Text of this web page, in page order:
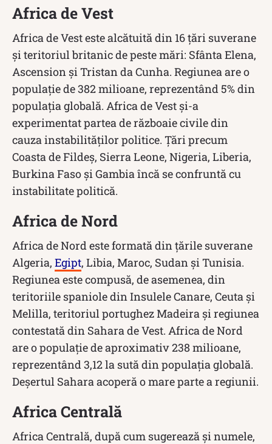
Africa de Vest
Africa de Vest este alcătuită din 16 țări suverane
și teritoriul britanic de peste mări: Sfânta Elena,
Ascension și Tristan da Cunha. Regiunea are o
populație de 382 milioane, reprezentând 5% din
populația globală. Africa de Vest și-a
experimentat partea de războaie civile din
cauza instabilităților politice. Țări precum
Coasta de Fildeș, Sierra Leone, Nigeria, Liberia,
Burkina Faso și Gambia încă se confruntă cu
instabilitate politică.
Africa de Nord
Africa de Nord este formată din țările suverane
Algeria, Egipt, Libia, Maroc, Sudan și Tunisia.
Regiunea este compusă, de asemenea, din
teritoriile spaniole din Insulele Canare, Ceuta și
Melilla, teritoriul portughez Madeira și regiunea
contestată din Sahara de Vest. Africa de Nord
are o populație de aproximativ 238 milioane,
reprezentând 3,12 la sută din populația globală.
Deșertul Sahara acoperă o mare parte a regiunii.
Africa Centrală
Africa Centrală, după cum sugerează și numele,